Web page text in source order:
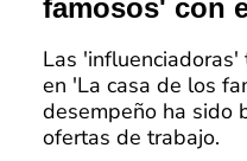
famosos' con
Las 'influenciadoras'
en 'La casa de los
desempeño ha sido
ofertas de trabajo.